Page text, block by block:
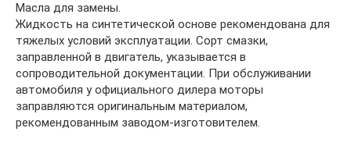
Масла для замены.
Жидкость на синтетической основе рекомендована для
тяжелых условий эксплуатации. Сорт смазки,
заправленной в двигатель, указывается в
сопроводительной документации. При обслуживании
автомобиля у официального дилера моторы
заправляются оригинальным материалом,
рекомендованным заводом-изготовителем.